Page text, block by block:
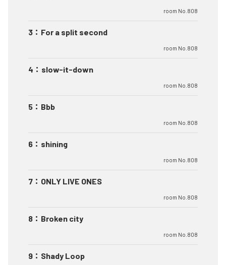
room No.808
3 ： For a split second
room No.808
4 ： slow-it-down
room No.808
5 ： Bbb
room No.808
6 ： shining
room No.808
7 ： ONLY LIVE ONES
room No.808
8 ： Broken city
room No.808
9 ： Shady Loop